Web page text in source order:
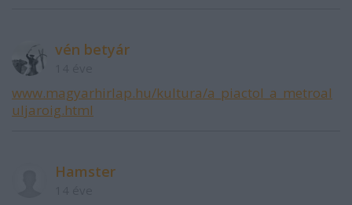
vén betyár
www.magyarhirlap.hu/kultura/a_piactol_a_metroal
uljaroig.html
Hamster